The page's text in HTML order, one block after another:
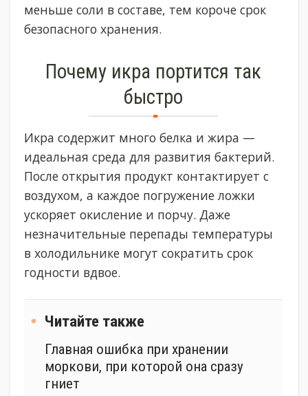
меньше соли в составе, тем короче срок
безопасного хранения.
Почему икра портится так
быстро
Икра содержит много белка и жира —
идеальная среда для развития бактерий.
После открытия продукт контактирует с
воздухом, а каждое погружение ложки
ускоряет окисление и порчу. Даже
незначительные перепады температуры
в холодильнике могут сократить срок
годности вдвое.
Читайте также
Главная ошибка при хранении
моркови, при которой она сразу
гниет